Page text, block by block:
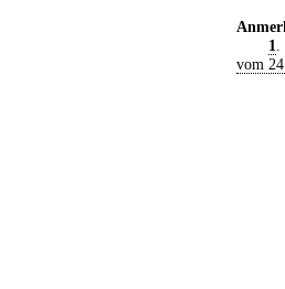
1
vom